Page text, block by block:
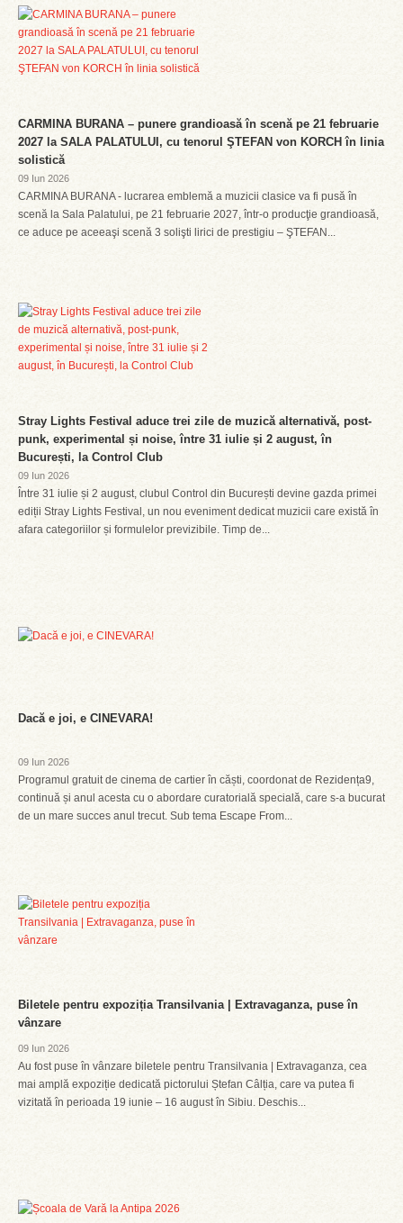
CARMINA BURANA – punere grandioasă în scenă pe 21 februarie
2027 la SALA PALATULUI, cu tenorul ŞTEFAN von KORCH în linia
solistică
09 Iun 2026
CARMINA BURANA - lucrarea emblemă a muzicii clasice va fi pusă în
scenă la Sala Palatului, pe 21 februarie 2027, într-o producţie grandioasă,
ce aduce pe aceeaşi scenă 3 solişti lirici de prestigiu – ŞTEFAN...
Stray Lights Festival aduce trei zile de muzică alternativă, post-
punk, experimental și noise, între 31 iulie și 2 august, în
București, la Control Club
09 Iun 2026
Între 31 iulie și 2 august, clubul Control din București devine gazda primei
ediții Stray Lights Festival, un nou eveniment dedicat muzicii care există în
afara categoriilor și formulelor previzibile. Timp de...
Dacă e joi, e CINEVARA!
09 Iun 2026
Programul gratuit de cinema de cartier în căști, coordonat de Rezidența9,
continuă și anul acesta cu o abordare curatorială specială, care s-a bucurat
de un mare succes anul trecut. Sub tema Escape From...
Biletele pentru expoziția Transilvania | Extravaganza, puse în
vânzare
09 Iun 2026
Au fost puse în vânzare biletele pentru Transilvania | Extravaganza, cea
mai amplă expoziție dedicată pictorului Ștefan Câlția, care va putea fi
vizitată în perioada 19 iunie – 16 august în Sibiu. Deschis...